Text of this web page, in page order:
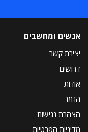
אנשים ומחשבים
יצירת קשר
דרושים
אודות
הנמר
הצהרת נגישות
מדיניות הפרטיות